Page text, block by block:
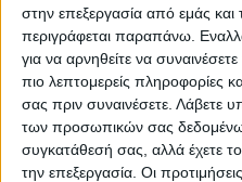
στην επεξεργασία από εμάς
περιγράφεται παραπάνω.
για να αρνηθείτε να
πιο λεπτομερείς πληροφορίες
σας πριν συναινέσετε. Λάβετε
των προσωπικών σας
συγκατάθεσή σας, αλλά έχετε
την επεξεργασία. Οι
Ονειρικόν: Η νέα ελληνική
μυθοπλασία και τη φαντασία
Πρόγραμμα Startab:
κουλτούρα στους νέους